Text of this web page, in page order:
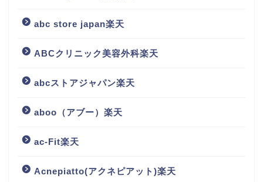
abc store japan楽天
ABCクリニック美容外科楽天
abcストアジャパン楽天
aboo（アブー）楽天
ac-Fit楽天
Acnepiatto(アクネピアット)楽天